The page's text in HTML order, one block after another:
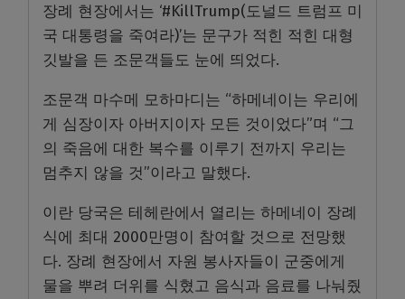
장례 현장에서는 ‘#KillTrump(도널드 트럼프 미
국 대통령을 죽여라)’는 문구가 적힌 적힌 대형
깃발을 든 조문객들도 눈에 띄었다.
조문객 마수메 모하마디는 “하메네이는 우리에
게 심장이자 아버지이자 모든 것이었다”며 “그
의 죽음에 대한 복수를 이루기 전까지 우리는
멈추지 않을 것”이라고 말했다.
이란 당국은 테헤란에서 열리는 하메네이 장례
식에 최대 2000만명이 참여할 것으로 전망했
다. 장례 현장에서 자원 봉사자들이 군중에게
물을 뿌려 더위를 식혔고 음식과 음료를 나눠줬